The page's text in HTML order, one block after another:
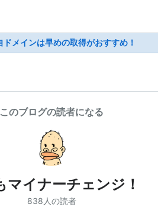
ドメインは早めの取得がおすすめ！
このブログの読者になる
マイナーチェンジ！
838人の読者